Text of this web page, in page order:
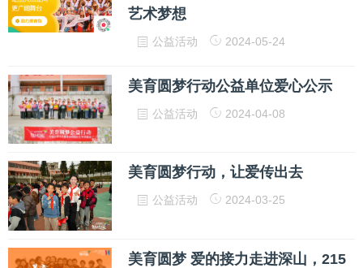
艺术梦想
公益活动 2024-05-24
美育圆梦行动公益单位爱心公示
公益活动 2024-04-08
美育圆梦行动，让爱传出去
公益活动 2024-03-25
美育圆梦 爱的接力走进深山，215